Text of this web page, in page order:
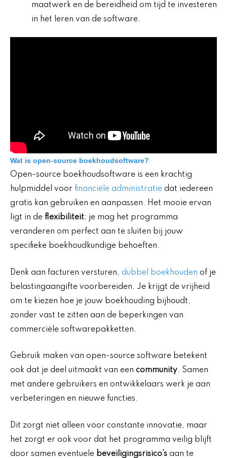
maatwerk en de bereidheid om tijd te investeren
in het leren van de software.
Wat is open-source boekhoudsoftware?
Open-source boekhoudsoftware is een krachtig
hulpmiddel voor financiële administratie dat iedereen
gratis kan gebruiken en aanpassen. Het mooie ervan
ligt in de flexibiliteit; je mag het programma
veranderen om perfect aan te sluiten bij jouw
specifieke boekhoudkundige behoeften.
Denk aan facturen versturen, dubbel boekhouden of je
belastingaangifte voorbereiden. Je krijgt de vrijheid
om te kiezen hoe je jouw boekhouding bijhoudt,
zonder vast te zitten aan de beperkingen van
commerciële softwarepakketten.
Gebruik maken van open-source software betekent
ook dat je deel uitmaakt van een community. Samen
met andere gebruikers en ontwikkelaars werk je aan
verbeteringen en nieuwe functies.
Dit zorgt niet alleen voor constante innovatie, maar
het zorgt er ook voor dat het programma veilig blijft
door samen eventuele beveiligingsrisico’s aan te